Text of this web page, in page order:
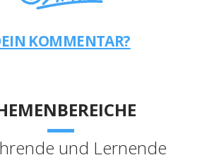
KOMMENTAR?
und Lernende